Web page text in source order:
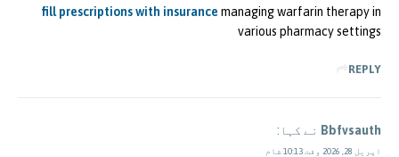
fill prescriptions with insurance managing warfarin therapy in
various pharmacy settings
REPLY
Bbfvsauth نے کہا:
اپریل 28, 2026 وقت 10:13 شام